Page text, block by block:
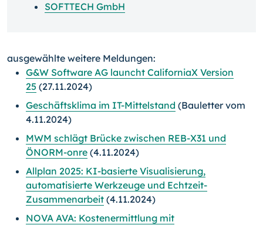
SOFTTECH GmbH
ausgewählte weitere Meldungen:
G&W Software AG launcht CaliforniaX Version
25 (27.11.2024)
Geschäftsklima im IT-Mittelstand (Bauletter vom
4.11.2024)
MWM schlägt Brücke zwischen REB-X31 und
ÖNORM-onre (4.11.2024)
Allplan 2025: KI-basierte Visualisierung,
automatisierte Werkzeuge und Echtzeit-
Zusammenarbeit (4.11.2024)
NOVA AVA: Kostenermittlung mit